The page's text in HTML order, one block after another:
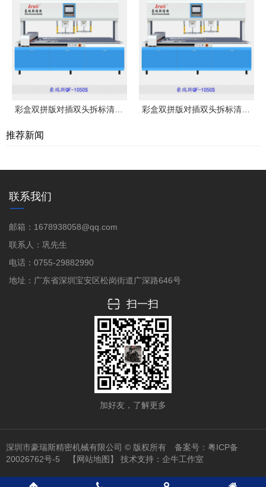
推荐新闻
联系我们
邮箱：1678938058@qq.com
联系人：巩先生
电话：0755-29882990
地址：广东省深圳宝安区松岗街道广深路646号
扫一扫
加好友，了解更多
深圳市豪瑞斯精密机械有限公司 © 版权所有 备案号： 粤ICP备
20026762号-5
【网站地图】 技术支持： 企牛工作室